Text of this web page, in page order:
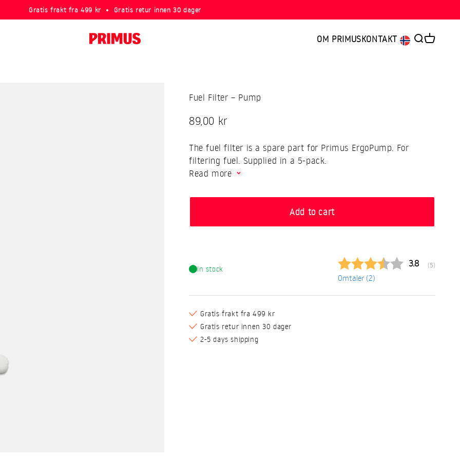
Gratis frakt fra 499 kr Gratis retur innen 30 dager
Primus OM PRIMUSKONTAKT OpenOpen
Fuel Filter – Pump
Sale price
89,00 kr
The fuel filter is a spare part for Primus ErgoPump. For
filtering fuel. Supplied in a 5-pack.
Read more
Add to cart
In stock
3.8 (stemmer:
5)
Omtaler (2)
Gratis frakt fra 499 kr
Gratis retur innen 30 dager
2-5 days shipping